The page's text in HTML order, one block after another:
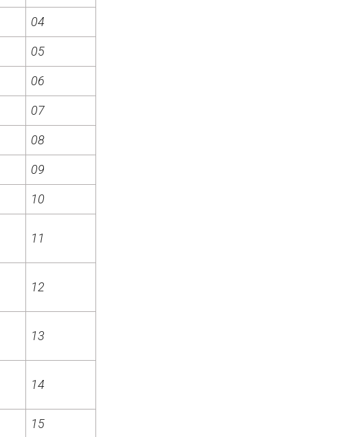
04
05
06
07
08
09
10
11
12
13
14
15